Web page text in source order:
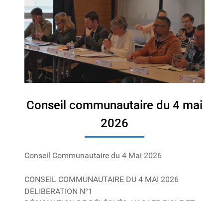
Conseil communautaire du 4 mai
2026
Conseil Communautaire du 4 Mai 2026
CONSEIL COMMUNAUTAIRE DU 4 MAI 2026
DELIBERATION N°1